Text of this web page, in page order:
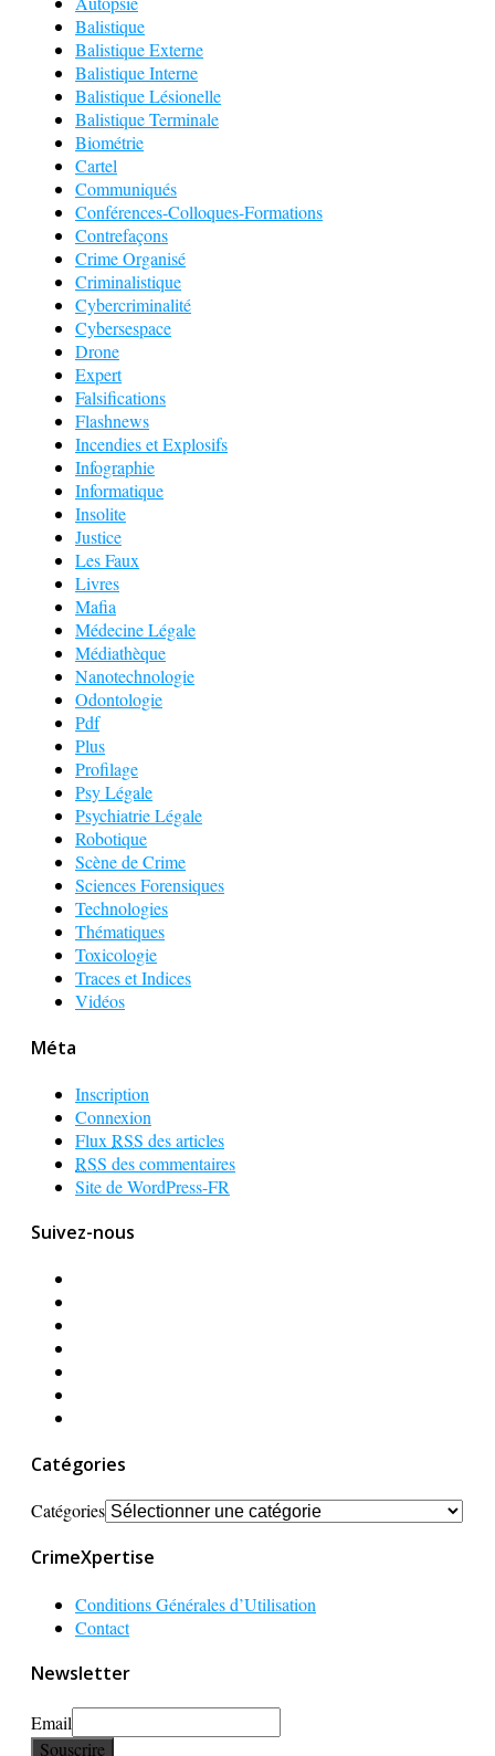
Balistique
Balistique Externe
Balistique Interne
Balistique Lésionelle
Balistique Terminale
Biométrie
Cartel
Communiqués
Conférences-Colloques-Formations
Contrefaçons
Crime Organisé
Criminalistique
Cybercriminalité
Cybersespace
Drone
Expert
Falsifications
Flashnews
Incendies et Explosifs
Infographie
Informatique
Insolite
Justice
Les Faux
Livres
Mafia
Médecine Légale
Médiathèque
Nanotechnologie
Odontologie
Pdf
Plus
Profilage
Psy Légale
Psychiatrie Légale
Robotique
Scène de Crime
Sciences Forensiques
Technologies
Thématiques
Toxicologie
Traces et Indices
Vidéos
Méta
Inscription
Connexion
Flux RSS des articles
RSS des commentaires
Site de WordPress-FR
Suivez-nous
Catégories
Catégories
CrimeXpertise
Conditions Générales d’Utilisation
Contact
Newsletter
Email